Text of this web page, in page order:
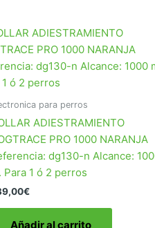
para perros
ADIESTRAMIENTO
PRO 1000 NARANJA
dg130-n Alcance:
Para 1 ó 2 perros
€
Añadir al carrito